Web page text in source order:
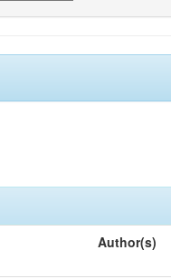
Author(s)